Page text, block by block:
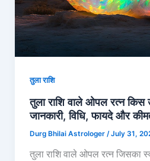
तुला राशि
तुला राशि वाले ओपल रत्न किस
जानकारी, विधि, फायदे और
Durg Bhilai Astrologer /July 31,
तुला राशि वाले ओपल रत्न जिसका